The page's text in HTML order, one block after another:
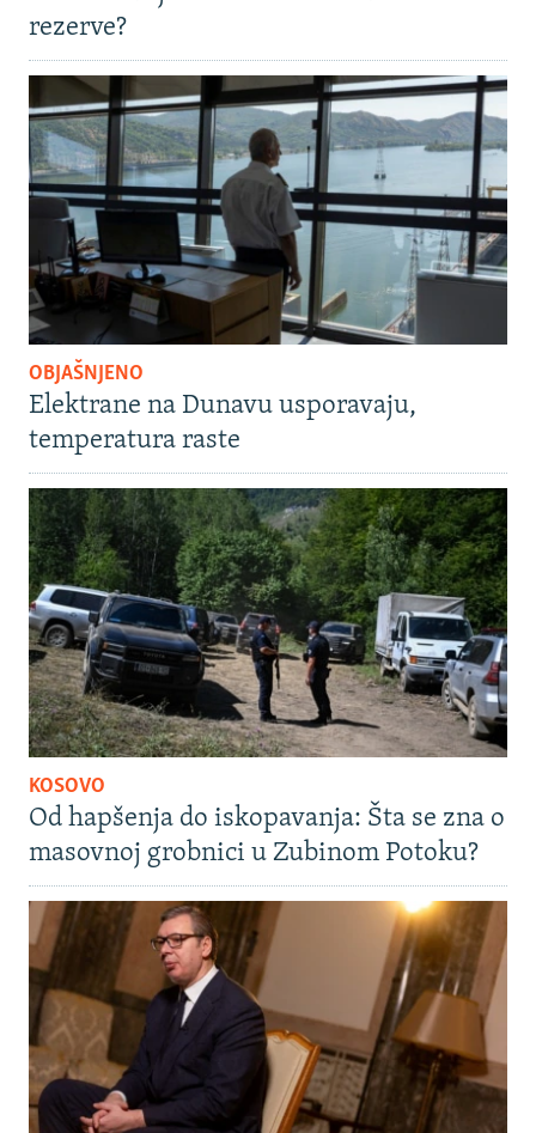
rezerve?
OBJAŠNJENO
Elektrane na Dunavu usporavaju,
temperatura raste
KOSOVO
Od hapšenja do iskopavanja: Šta se zna o
masovnoj grobnici u Zubinom Potoku?